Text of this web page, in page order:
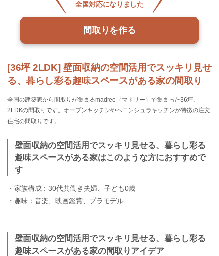
[36坪 2LDK] 壁面収納の空間活用でスッキリ見せ
る、暮らし彩る趣味スペースがある家の間取り
全国の建築家から間取りが集まるmadree（マドリー）で集まった36坪、
2LDKの間取りです。オープンキッチンやペニンシュラキッチンが特徴の注文
住宅の間取りです。
壁面収納の空間活用でスッキリ見せる、暮らし彩る
趣味スペースがある家はこのような方におすすめで
す
・家族構成：30代共働き夫婦、子ども0歳
・趣味：音楽、映画鑑賞、プラモデル
壁面収納の空間活用でスッキリ見せる、暮らし彩る
趣味スペースがある家の間取りアイデア
全国対応になりました
間取りを作る